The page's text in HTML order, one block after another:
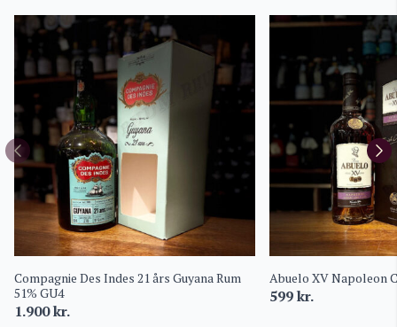
Compagnie Des Indes 21 års Guyana Rum
51% GU4
1.900kr.
Abuelo XV Napoleon
599kr.